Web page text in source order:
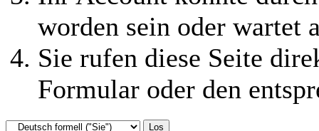
worden sein oder wartet
Sie rufen diese Seite
Formular oder den